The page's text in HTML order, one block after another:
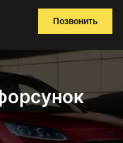
Позвонить